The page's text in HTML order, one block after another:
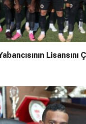
Lisansını